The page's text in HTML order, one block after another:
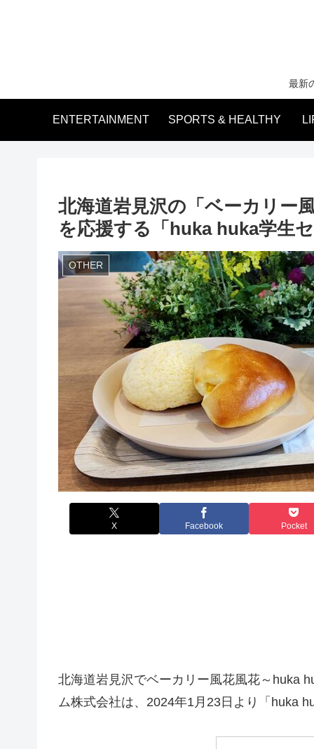
最新
ENTERTAINMENT SPORTS & HEALTHY
北海道岩見沢の「ベーカリー
を応援する「huka huka学生
OTHER
X Facebook Pocket
北海道岩見沢でベーカリー風花風花～huka
ム株式会社は、2024年1月23日より「huka